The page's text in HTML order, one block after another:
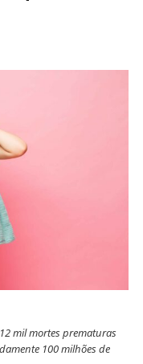
mil mortes prematuras
100 milhões de